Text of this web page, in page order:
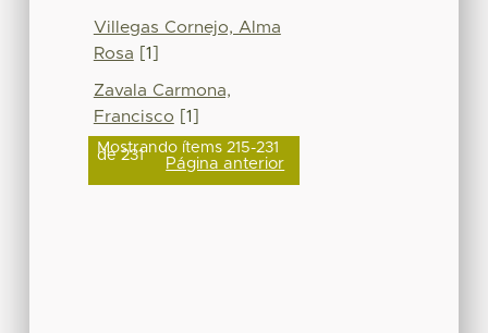
Villegas Cornejo, Alma
Rosa [1]
Zavala Carmona,
Francisco [1]
Mostrando ítems 215-231
de 231 Página anterior